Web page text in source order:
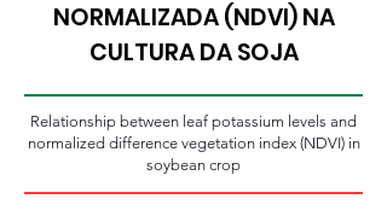
NORMALIZADA (NDVI) NA
CULTURA DA SOJA
Relationship between leaf potassium levels and
normalized difference vegetation index (NDVI) in
soybean crop